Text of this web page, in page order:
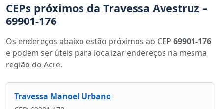
CEPs próximos da Travessa Avestruz –
69901-176
Os endereços abaixo estão próximos ao CEP 69901-176
e podem ser úteis para localizar endereços na mesma
região do Acre.
Travessa Manoel Urbano